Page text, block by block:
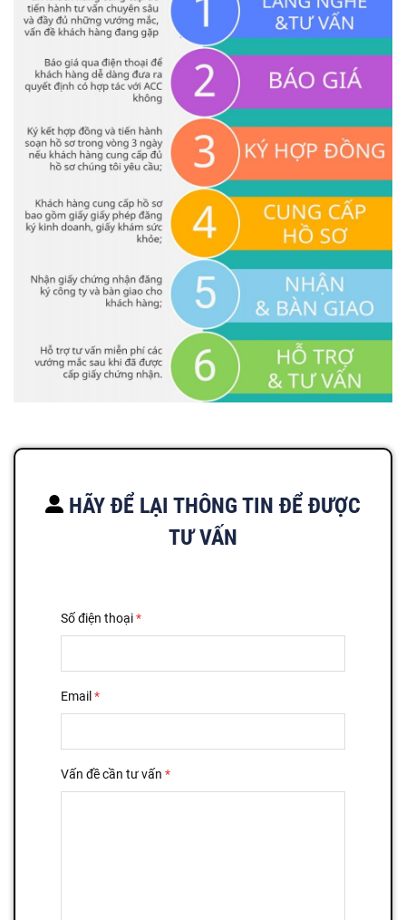
HÃY ĐỂ LẠI THÔNG TIN ĐỂ ĐƯỢC
TƯ VẤN